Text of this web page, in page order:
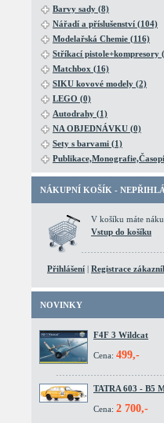
Barvy sady (8)
Nářadí a příslušenství (104)
Modelařská Chemie (116)
Stříkací pistole+kompresory
Matchbox (16)
SIKU kovové modely (2)
LEGO (0)
Autodrahy (1)
NA OBJEDNÁVKU (0)
Sety s barvami (1)
NÁKUPNÍ KOŠÍK -
V košíku máte
Vstup do košíku
Přihlášení | Registrace
NOVINKY
F4F 3 Wildcat
Cena: 499,-
TATRA 603 - B5
Cena: 2 700,-